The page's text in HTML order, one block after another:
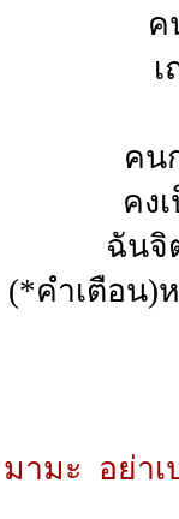
ค
คน
คง
ฉันจิ
(*คำเตือน)
มามะ อย่าเ